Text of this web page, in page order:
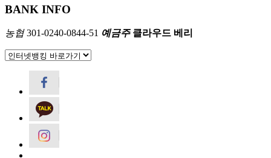
BANK INFO
농협301-0240-0844-51 예금주클라우드 베리